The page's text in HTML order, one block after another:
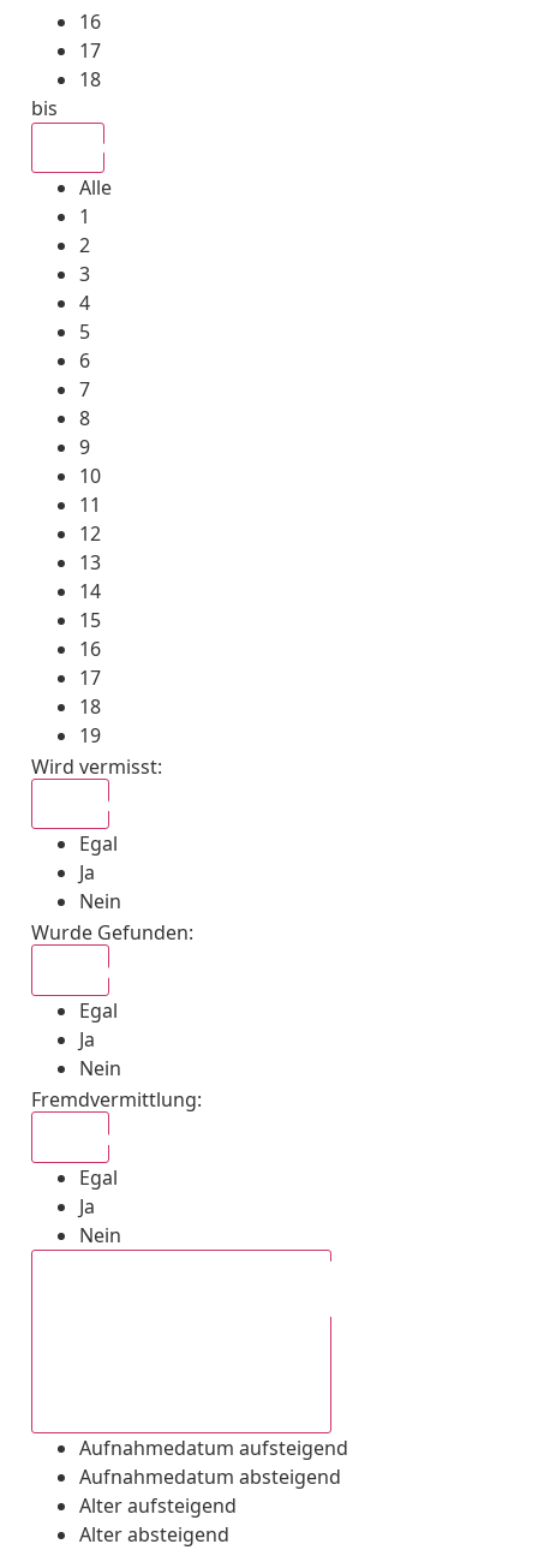
16
17
18
bis
Alle
1
2
3
4
5
6
7
8
9
10
11
12
13
14
15
16
17
18
19
Wird vermisst:
Egal
Ja
Nein
Wurde Gefunden:
Egal
Ja
Nein
Fremdvermittlung:
Egal
Ja
Nein
Aufnahmedatum aufsteigend
Aufnahmedatum absteigend
Alter aufsteigend
Alter absteigend